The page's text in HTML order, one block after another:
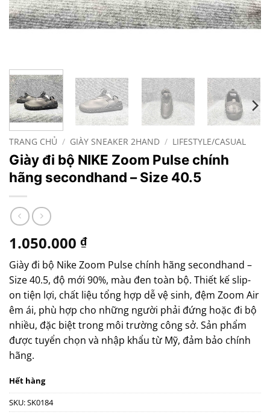
TRANG CHỦ / GIÀY SNEAKER 2HAND / LIFESTYLE/CASUAL
Giày đi bộ NIKE Zoom Pulse chính
hãng secondhand – Size 40.5
1.050.000 ₫
Giày đi bộ Nike Zoom Pulse chính hãng secondhand –
Size 40.5, độ mới 90%, màu đen toàn bộ. Thiết kế slip-
on tiện lợi, chất liệu tổng hợp dễ vệ sinh, đệm Zoom Air
êm ái, phù hợp cho những người phải đứng hoặc đi bộ
nhiều, đặc biệt trong môi trường công sở. Sản phẩm
được tuyển chọn và nhập khẩu từ Mỹ, đảm bảo chính
hãng.
Hết hàng
SKU:SK0184